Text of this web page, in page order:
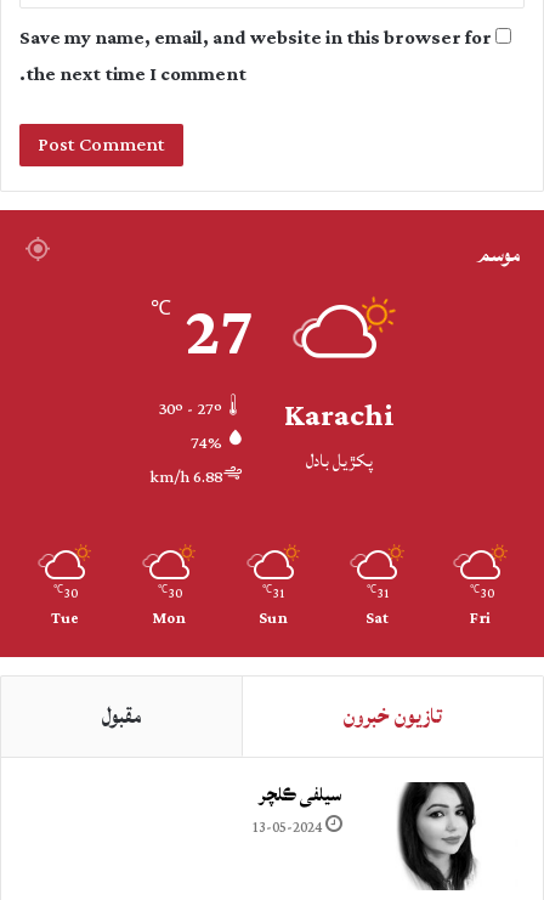
Save my name, email, and website in this browser for
the next time I comment.
موسم
Karachi
پکڙيل بادل
27
℃
74%
6.88 km/h
30
℃
Fri
31
℃
Sat
31
℃
Sun
30
℃
Mon
30
℃
Tue
تازيون خبرون مقبول
سيلفي ڪلچر
13-05-2024